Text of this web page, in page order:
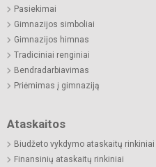
Pasiekimai
Gimnazijos simboliai
Gimnazijos himnas
Tradiciniai renginiai
Bendradarbiavimas
Priėmimas į gimnaziją
Ataskaitos
Biudžeto vykdymo ataskaitų rinkiniai
Finansinių ataskaitų rinkiniai